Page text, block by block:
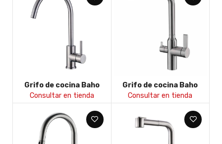
Grifo de cocina Baho
Acero 1 redondo
Consultar en tienda
Grifo de cocina Baho
Acero 10
Consultar en tienda